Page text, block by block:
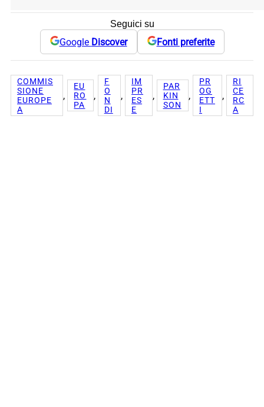
Seguici su
Google Discover Fonti preferite
COMMIS
SIONE
EUROPE
A
,
EU
RO
PA
,
F
O
N
DI
,
IM
PR
ES
E
,
PAR
KIN
SON
,
PR
OG
ETT
I
,
RI
CE
RC
A